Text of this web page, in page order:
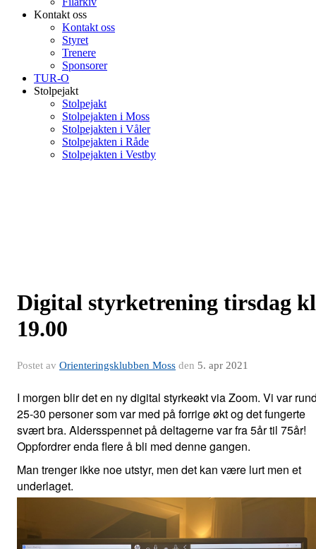
Kontakt oss
Kontakt oss
Styret
Trenere
Sponsorer
TUR-O
Stolpejakt
Stolpejakt
Stolpejakten i Moss
Stolpejakten i Våler
Stolpejakten i Råde
Stolpejakten i Vestby
Digital styrketrening tirsdag
19.00
Postet av Orienteringsklubben Moss den 5. apr 2021
I morgen blir det en ny digital styrkeøkt via Zoom. Vi var
25-30 personer som var med på forrige økt og det fungerte
svært bra. Aldersspennet på deltagerne var fra 5år til 75år!
Oppfordrer enda flere å bli med denne gangen.
Man trenger ikke noe utstyr, men det kan være lurt men et
underlaget.